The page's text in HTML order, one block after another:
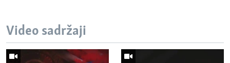
Video sadržaji